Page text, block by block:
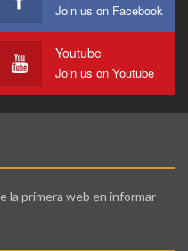
Join us on Facebook
Youtube
Join us on Youtube
la primera web en informar